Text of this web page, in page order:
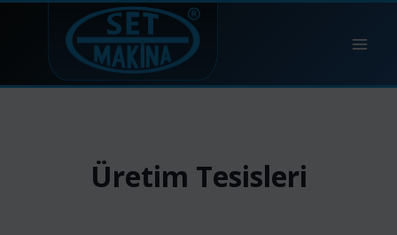
Skip
Üretim Tesisleri